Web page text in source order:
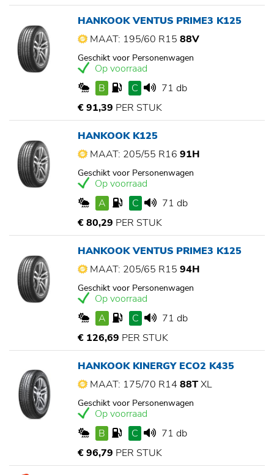
HANKOOK VENTUS PRIME3 K125
MAAT: 195/60 R15 88V
Geschikt voor Personenwagen
Op voorraad
B
C
71 db
€ 91,39 PER STUK
HANKOOK K125
MAAT: 205/55 R16 91H
Geschikt voor Personenwagen
Op voorraad
A
C
71 db
€ 80,29 PER STUK
HANKOOK VENTUS PRIME3 K125
MAAT: 205/65 R15 94H
Geschikt voor Personenwagen
Op voorraad
A
C
71 db
€ 126,69 PER STUK
HANKOOK KINERGY ECO2 K435
MAAT: 175/70 R14 88TXL
Geschikt voor Personenwagen
Op voorraad
B
C
71 db
€ 96,79 PER STUK